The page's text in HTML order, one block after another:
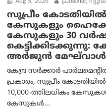
Aug 5, 2026 പ്രശാന്ത്,
സുപ്രീം കോടതിയിൽ
കേസുകളും
കേസുകളും 30
കെട്ടിക്കിടക്കുന്നു:
അര്‍ജുന്‍ മേഘ്‌വാള്‍
കേന്ദ്ര സർക്കാർ
പ്രകാരം, സുപ്രീം
10,000-ത്തിലധികം കേസുകൾ
കേസുകൾ...